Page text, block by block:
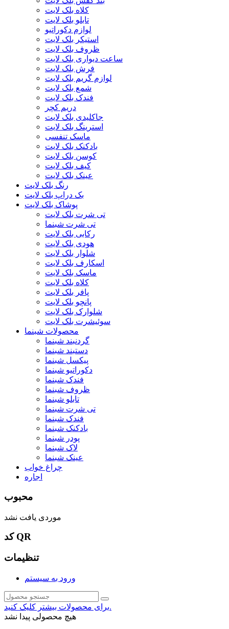
کلاه بلک لایت
تابلو بلک لایت
لوازم دکوراتیو
استیکر بلک لایت
ظروف بلک لایت
ساعت دیواری بلک لایت
فرش بلک لایت
لوازم گریم بلک لایت
شمع بلک لایت
فندک بلک لایت
دریم کچر
جاکلیدی بلک لایت
استرینگ بلک لایت
ماسک تنفسی
بادکنک بلک لایت
کوسن بلک لایت
کیف بلک لایت
عینک بلک لایت
رنگ بلک لایت
بک دراپ بلک لایت
پوشاک بلک لایت
تی شرت بلک لایت
تی شرت شبنما
رکابی بلک لایت
هودی بلک لایت
شلوار بلک لایت
اسکارف بلک لایت
ماسک بلک لایت
کلاه بلک لایت
پافر بلک لایت
پانچو بلک لایت
شلوارک بلک لایت
سوئیشرت بلک لایت
محصولات شبنما
گردنبند شبنما
دستبند شبنما
پیکسل شبنما
دکوراتیو شبنما
فندک شبنما
ظروف شبنما
تابلو شبنما
تی شرت شبنما
فندک شبنما
بادکنک شبنما
پودر شبنما
لاک شبنما
عینک شبنما
چراغ خواب
اجاره
محبوب
موردی یافت نشد
کد QR
تنظیمات
ورود به سیستم
برای محصولات بیشتر کلیک کنید.
هیچ محصولی پیدا نشد